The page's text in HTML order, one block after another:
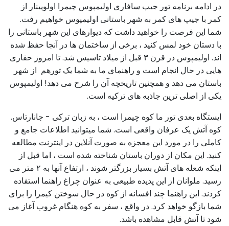
در ادامه برنامه تور جیپ سافاری اولیمپوس چیمرا اولوپینار از
کمر با جیپ های کمر به شهر باستانی اولیمپوس خواهیم رفت.
شما این فرصت را خواهید داشت که دیوارهای این شهر باستانی را
با دستان خود لمس کنید ، برخی از ساختمان ها در آنجا حفظ شده
اند. اولیمپوس در قرن ۳ قبل از میلاد تاسیس شد. تا امروز حفاری
هایی در حال انجام است و راهنمای ما به شما یک تورهم از شهر
باستان می دهد و همچنین تاریخچه آن را شرح می دهد! اولیمپوس
یکی از اصلی ترین جاذبه های ترکیه است.
ایستگاه بعدی تور ما کوه چیمرا است ، به زبان ترکی - جانارتاس.
کوه آتش یک عرفان واقعی است. شما میتوانید اطلاعات جامع و
کاملی را در مورد این معجزه به صورت آنلاین در اینترنت مطالعه
کنید. این مکان از دوران باستان شناخته شده است ، اما قبل از
اینکه شعله های آتش بسیار بزرگتر شوند ، ارتفاع آنها به ۲ متر می
رسید. ملوانان از این پدیده طبیعی به عنوان چراغ راهنما استفاده
کردند. این راهنما چند افسانه از کوه در حال سوختن کیمرا را برای
شما بازگو خواهد کرد. در واقع ، سفر به کوه هنگام غروب آغاز می
شود تا آتش قابل مشاهده باشد.